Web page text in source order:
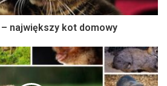
największy kot domowy